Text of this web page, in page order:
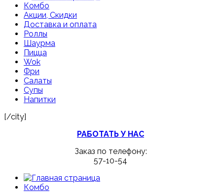
Комбо
Акции, Скидки
Доставка и оплата
Роллы
Шаурма
Пицца
Wok
Фри
Салаты
Супы
Напитки
[/city]
РАБОТАТЬ У НАС
Заказ по телефону:
57-10-54
Комбо